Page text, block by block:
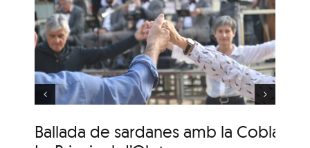
Ballada de sardanes amb la Cobla
Ballada de sardanes
amb la Cobla La
Principal de Cassà